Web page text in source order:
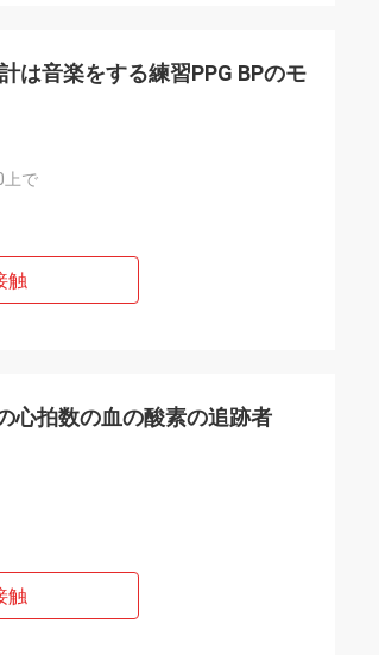
は音楽をする練習PPG BPのモ
上で
触
心拍数の血の酸素の追跡者
触